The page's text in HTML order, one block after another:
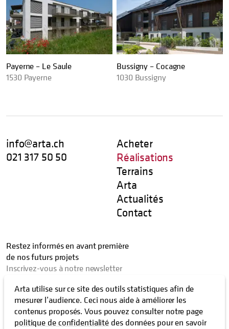
Payerne – Le Saule
1530 Payerne
Bussigny – Cocagne
1030 Bussigny
info@arta.ch
021 317 50 50
Acheter
Réalisations
Terrains
Arta
Actualités
Contact
Restez informés en avant première
de nos futurs projets
Inscrivez-vous à notre newsletter
J’autorise que les activités liées à mon email soient enregistrées
Arta utilise sur ce site des outils statistiques afin de
mesurer l’audience. Ceci nous aide à améliorer les
contenus proposés. Vous pouvez consulter notre page
politique de confidentialité des données pour en savoir